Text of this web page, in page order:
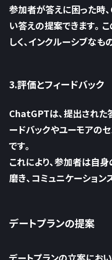
参加者が答えに困った時
い答えの提案できます。
しく、インクルーシブなも
3.評価とフィードバック
ChatGPTは、提出された
ードバックやユーモアの
です。
これにより、参加者は自
磨き、コミュニケーション
デートプランの提案